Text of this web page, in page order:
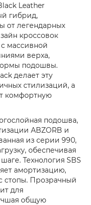
Leather
гибрид,
от легендарных
кроссовок
массивной
верха,
подошвы.
делает эту
стилизаций, а
комфортную
подошва,
ABZORB и
из серии 990,
обеспечивая
Технология SBS
амортизацию,
стопы. Прозрачный
для
общую